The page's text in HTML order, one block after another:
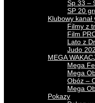
Sp 33 –
SP 20
Klubowy
Filmy z
Film
Lato z
Judo
MEGA
Mega
Mega
Obóz –
Mega
Pokazy